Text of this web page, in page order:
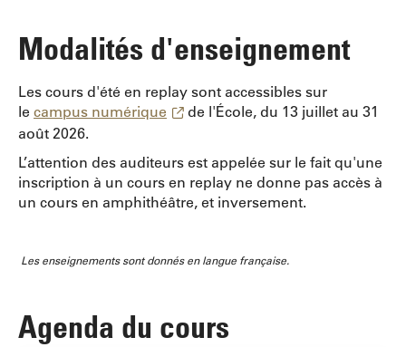
Modalités d'enseignement
Les cours d'été en replay sont accessibles sur
le campus numérique
de l'École, du 13 juillet au 31
août 2026.
L’attention des auditeurs est appelée sur le fait qu'une
inscription à un cours en replay ne donne pas accès à
un cours en amphithéâtre, et inversement.
Les enseignements sont donnés en langue française.
Agenda du cours